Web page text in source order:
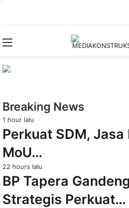
Breaking News
1 hour lalu
Perkuat SDM,
MoU…
22 hours lalu
BP Tapera
Strategis Perkuat…